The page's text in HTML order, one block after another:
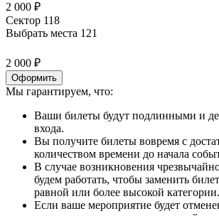
2 000 ₽
Сектор 118
Выбрать места 121
2 000 ₽
Оформить
Мы гарантируем, что:
Ваши билеты будут подлинными и
входа.
Вы получите билеты вовремя с
количеством времени до начала
В случае возникновения
будем работать, чтобы заменить
равной или более высокой категории.
Если ваше мероприятие будет